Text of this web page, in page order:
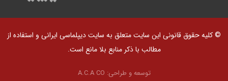
© کلیه حقوق قانونی این سایت متعلق به سایت دیپلماسی ایرانی و استفاده از
مطالب با ذکر منابع بلا مانع است.
توسعه و طراحی: A.C.A CO